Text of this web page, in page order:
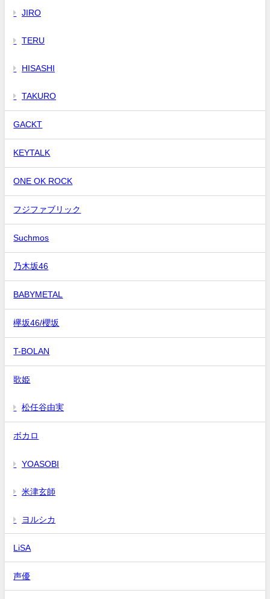
JIRO
TERU
HISASHI
TAKURO
GACKT
KEYTALK
ONE OK ROCK
フジファブリック
Suchmos
乃木坂46
BABYMETAL
欅坂46/櫻坂
T-BOLAN
歌姫
松任谷由実
ボカロ
YOASOBI
米津玄師
ヨルシカ
LiSA
声優